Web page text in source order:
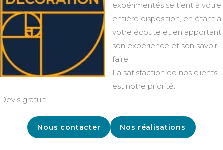
expérimentés se tient à votre
entière disposition, en étant à
votre écoute et en apportant
son expérience et son savoir-
faire.
La satisfaction de nos clients
est notre priorité.
Devis gratuit.
Nous contacter Nos réalisations